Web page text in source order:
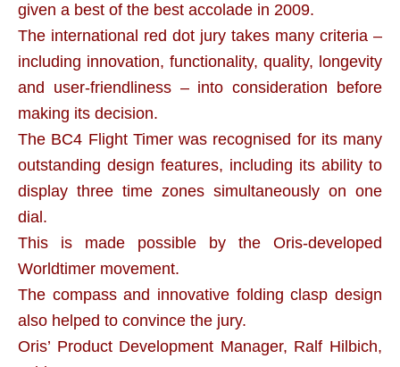
given a best of the best accolade in 2009.
The international red dot jury takes many criteria –
including innovation, functionality, quality, longevity
and user-friendliness – into consideration before
making its decision.
The BC4 Flight Timer was recognised for its many
outstanding design features, including its ability to
display three time zones simultaneously on one
dial.
This is made possible by the Oris-developed
Worldtimer movement.
The compass and innovative folding clasp design
also helped to convince the jury.
Oris’ Product Development Manager, Ralf Hilbich,